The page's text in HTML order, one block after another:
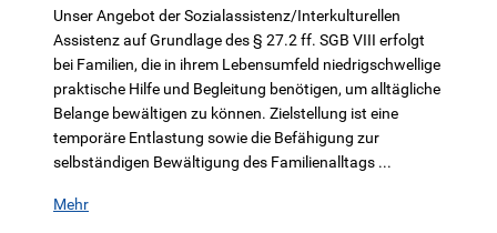
Unser Angebot der Sozialassistenz/Interkulturellen
Assistenz auf Grundlage des § 27.2 ff. SGB VIII erfolgt
bei Familien, die in ihrem Lebensumfeld niedrigschwellige
praktische Hilfe und Begleitung benötigen, um alltägliche
Belange bewältigen zu können. Zielstellung ist eine
temporäre Entlastung sowie die Befähigung zur
selbständigen Bewältigung des Familienalltags ...
Mehr